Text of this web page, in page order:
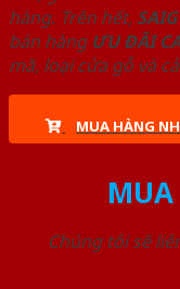
hàng. Trên hết,
bán hàng ƯU ĐÃI
mã, loại cửa gỗ và
MUA HÀNG
Chúng tôi sẽ